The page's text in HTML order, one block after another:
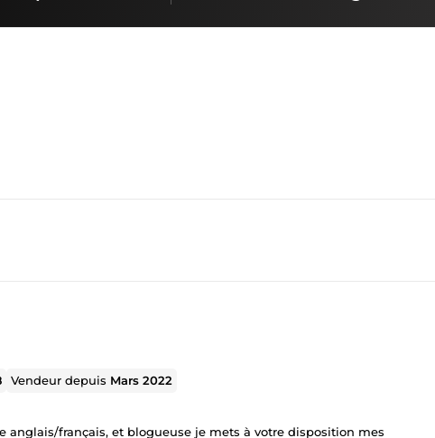
Vendeur depuis Mars 2022
anglais/français, et blogueuse je mets à votre disposition mes